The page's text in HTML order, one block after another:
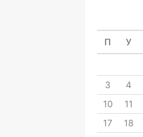
П У
3
4
10
11
17
18